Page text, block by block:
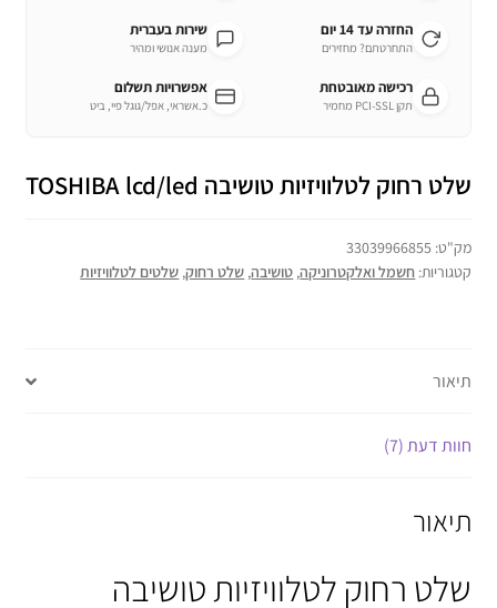
החזרה עד 14 יום
התחרטתם? מחזירים
שירות בעברית
מענה אנושי ומהיר
רכישה מאובטחת
תקן PCI-SSL מחמיר
אפשרויות תשלום
כ.אשראי, אפל/גוגל פיי, ביט
שלט רחוק לטלוויזיות טושיבה TOSHIBA lcd/led
מק"ט: 33039966855
קטגוריות: חשמל ואלקטרוניקה, טושיבה, שלט רחוק, שלטים לטלוויזיות
תיאור
חוות דעת (7)
תיאור
שלט רחוק לטלוויזיות טושיבה